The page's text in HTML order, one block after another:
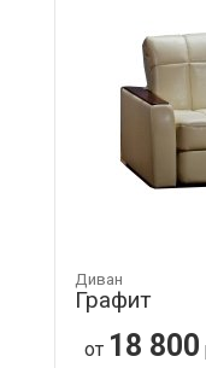
Диван
Графит
от 18 800